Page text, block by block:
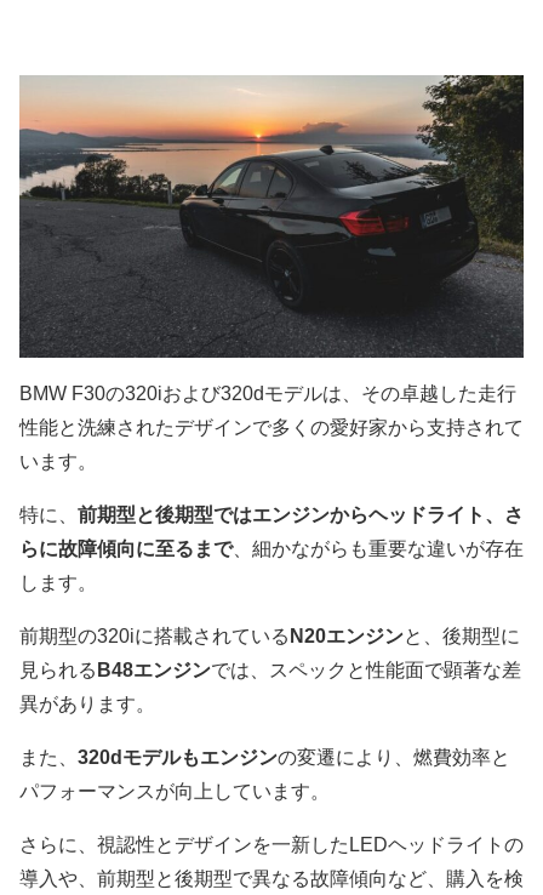
BMW F30の320iおよび320dモデルは、その卓越した走行
性能と洗練されたデザインで多くの愛好家から支持されて
います。
特に、 前期型と後期型ではエンジンからヘッドライト、さ
らに故障傾向に至るまで、細かながらも重要な違いが存在
します。
前期型の320iに搭載されている N20エンジンと、後期型に
見られる B48エンジンでは、スペックと性能面で顕著な差
異があります。
また、 320dモデルもエンジンの変遷により、燃費効率と
パフォーマンスが向上しています。
さらに、視認性とデザインを一新したLEDヘッドライトの
導入や、前期型と後期型で異なる故障傾向など、購入を検